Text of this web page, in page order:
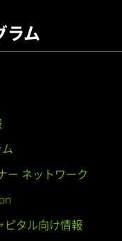
ラム
ー ネットワーク
ピタル向け情報